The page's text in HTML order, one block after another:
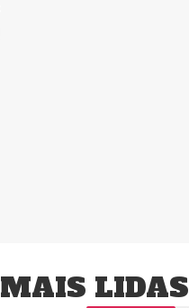
MAIS LIDAS